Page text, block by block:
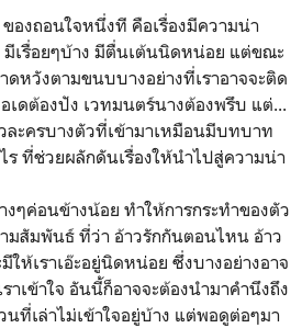
อนใจหนึ่งที คือเรื่องมีความน่า
มีเรื่อยๆบ้าง มีตื่นเต้นนิดหน่อย แต่ขณะ
ดหวังตามขนบบางอย่างที่เราอาจจะติด
เดต้องปัง เวทมนตร์นางต้องพรึบ แต่...
ะครบางตัวที่เข้ามาเหมือนมีบทบาท
ที่ช่วยผลักดันเรื่องให้นำไปสู่ความน่า
ๆค่อนข้างน้อย ทำให้การกระทำของตัว
มสัมพันธ์ ที่ว่า อ้าวรักกันตอนไหน อ้าว
ห้เราเอ๊ะอยู่นิดหน่อย ซึ่งบางอย่างอาจ
เข้าใจ อันนี้ก็อาจจะต้องนำมาคำนึงถึง
ที่เล่าไม่เข้าใจอยู่บ้าง แต่พอดูต่อๆมา